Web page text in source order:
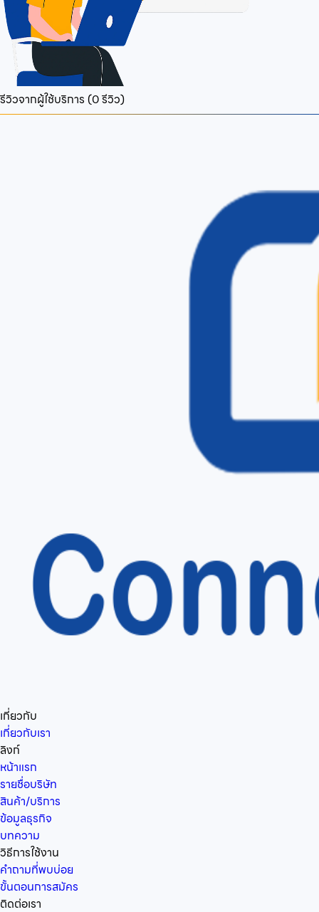
รีวิวจากผู้ใช้บริการ (0รีวิว)
เกี่ยวกับ
เกี่ยวกับเรา
ลิงก์
หน้าแรก
รายชื่อบริษัท
สินค้า/บริการ
ข้อมูลธุรกิจ
บทความ
วิธีการใช้งาน
คำถามที่พบบ่อย
ขั้นตอนการสมัคร
ติดต่อเรา